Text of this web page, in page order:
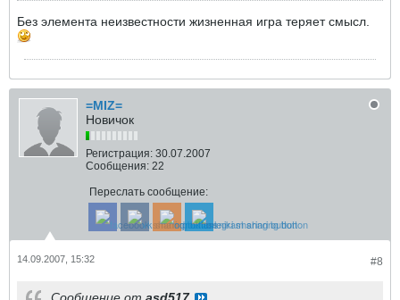
Без элемента неизвестности жизненная игра теряет смысл.
=MIZ=
Новичок
Регистрация: 30.07.2007
Сообщения: 22
Переслать сообщение:
#8
14.09.2007, 15:32
Сообщение от asd517